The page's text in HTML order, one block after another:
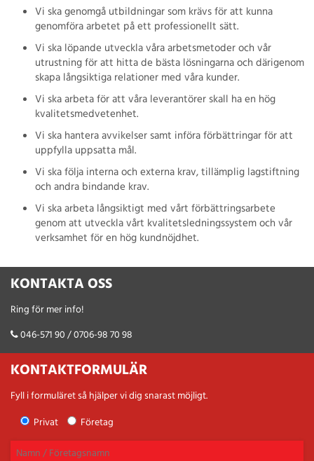
Vi ska genomgå utbildningar som krävs för att kunna
genomföra arbetet på ett professionellt sätt.
Vi ska löpande utveckla våra arbetsmetoder och vår
utrustning för att hitta de bästa lösningarna och därigenom
skapa långsiktiga relationer med våra kunder.
Vi ska arbeta för att våra leverantörer skall ha en hög
kvalitetsmedvetenhet.
Vi ska hantera avvikelser samt införa förbättringar för att
uppfylla uppsatta mål.
Vi ska följa interna och externa krav, tillämplig lagstiftning
och andra bindande krav.
Vi ska arbeta långsiktigt med vårt förbättringsarbete
genom att utveckla vårt kvalitetsledningssystem och vår
verksamhet för en hög kundnöjdhet.
KONTAKTA OSS
Ring för mer info!
046-571 90 / 0706-98 70 98
KONTAKTFORMULÄR
Fyll i formuläret så hjälper vi dig snarast möjligt.
Privat
Företag